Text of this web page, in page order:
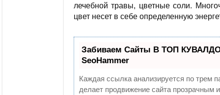
лечебной травы, цветные соли.
цвет несет в себе определенную
Забиваем Сайты В ТОП
SeoHammer
Каждая ссылка анализируется по трем
делает продвижение сайта прозрачным